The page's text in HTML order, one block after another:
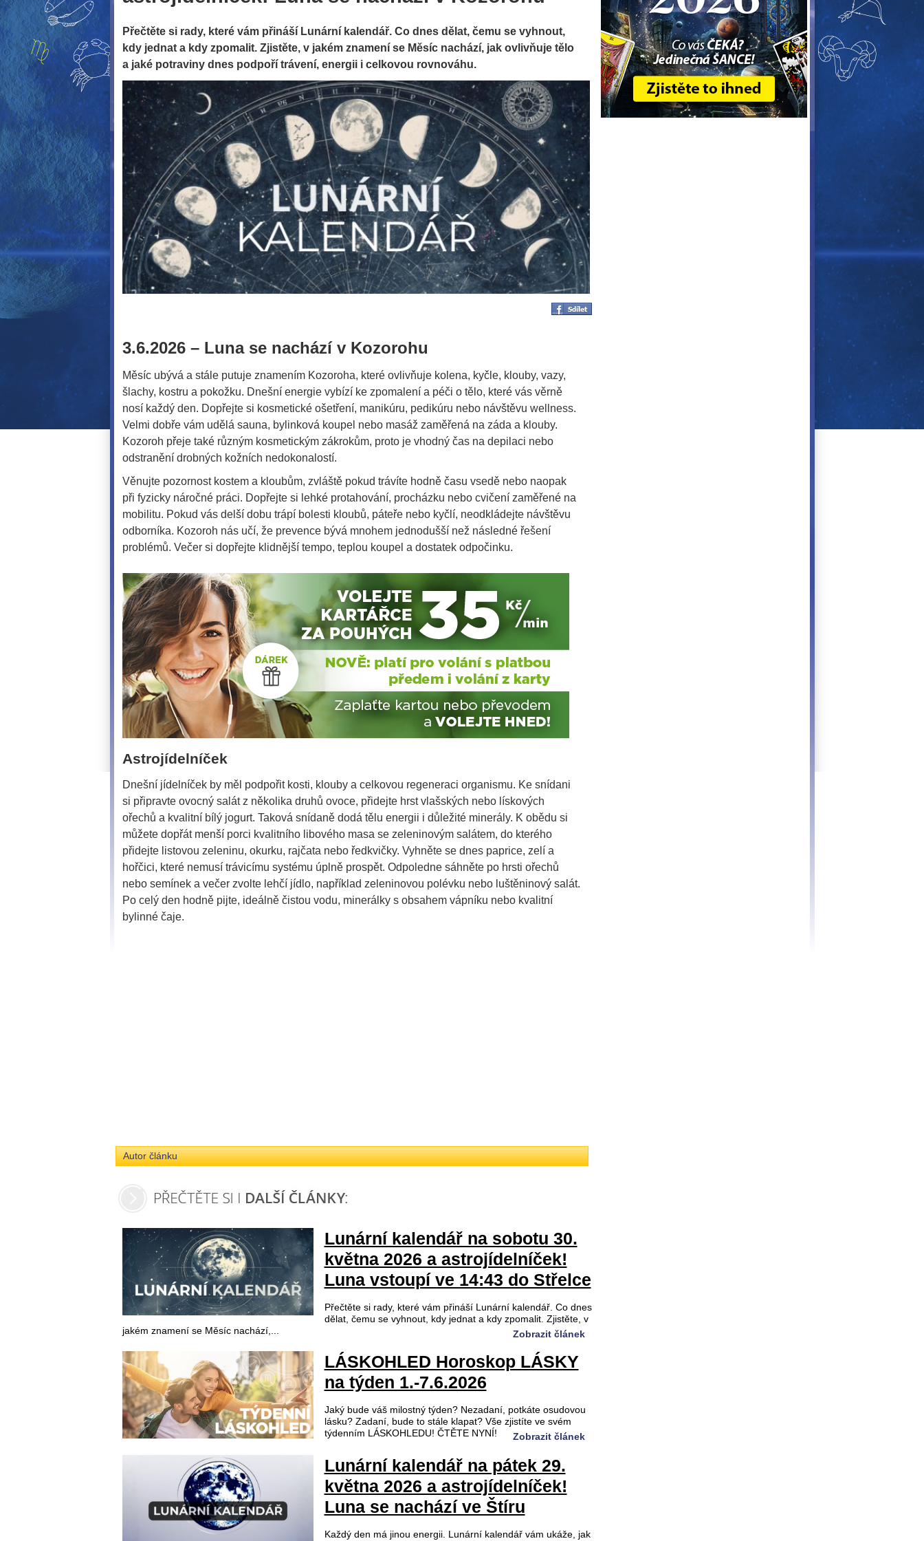
Přečtěte si rady, které vám přináší Lunární kalendář. Co dnes dělat, čemu se vyhnout,
kdy jednat a kdy zpomalit. Zjistěte, v jakém znamení se Měsíc nachází, jak ovlivňuje tělo
a jaké potraviny dnes podpoří trávení, energii i celkovou rovnováhu.
3.6.2026 – Luna se nachází v Kozorohu
Měsíc ubývá a stále putuje znamením Kozoroha, které ovlivňuje kolena, kyčle, klouby, vazy,
šlachy, kostru a pokožku. Dnešní energie vybízí ke zpomalení a péči o tělo, které vás věrně
nosí každý den. Dopřejte si kosmetické ošetření, manikúru, pedikúru nebo návštěvu wellness.
Velmi dobře vám udělá sauna, bylinková koupel nebo masáž zaměřená na záda a klouby.
Kozoroh přeje také různým kosmetickým zákrokům, proto je vhodný čas na depilaci nebo
odstranění drobných kožních nedokonalostí.
Věnujte pozornost kostem a kloubům, zvláště pokud trávíte hodně času vsedě nebo naopak
při fyzicky náročné práci. Dopřejte si lehké protahování, procházku nebo cvičení zaměřené na
mobilitu. Pokud vás delší dobu trápí bolesti kloubů, páteře nebo kyčlí, neodkládejte návštěvu
odborníka. Kozoroh nás učí, že prevence bývá mnohem jednodušší než následné řešení
problémů. Večer si dopřejte klidnější tempo, teplou koupel a dostatek odpočinku.
Astrojídelníček
Dnešní jídelníček by měl podpořit kosti, klouby a celkovou regeneraci organismu. Ke snídani
si připravte ovocný salát z několika druhů ovoce, přidejte hrst vlašských nebo lískových
ořechů a kvalitní bílý jogurt. Taková snídaně dodá tělu energii i důležité minerály. K obědu si
můžete dopřát menší porci kvalitního libového masa se zeleninovým salátem, do kterého
přidejte listovou zeleninu, okurku, rajčata nebo ředkvičky. Vyhněte se dnes paprice, zelí a
hořčici, které nemusí trávicímu systému úplně prospět. Odpoledne sáhněte po hrsti ořechů
nebo semínek a večer zvolte lehčí jídlo, například zeleninovou polévku nebo luštěninový salát.
Po celý den hodně pijte, ideálně čistou vodu, minerálky s obsahem vápníku nebo kvalitní
bylinné čaje.
Autor článku
Lunární kalendář na sobotu 30.
května 2026 a astrojídelníček!
Luna vstoupí ve 14:43 do Střelce
Přečtěte si rady, které vám přináší Lunární kalendář. Co dnes
dělat, čemu se vyhnout, kdy jednat a kdy zpomalit. Zjistěte, v
jakém znamení se Měsíc nachází,...
Zobrazit článek
LÁSKOHLED Horoskop LÁSKY
na týden 1.-7.6.2026
Jaký bude váš milostný týden? Nezadaní, potkáte osudovou
lásku? Zadaní, bude to stále klapat? Vše zjistíte ve svém
týdenním LÁSKOHLEDU! ČTĚTE NYNÍ!
Zobrazit článek
Lunární kalendář na pátek 29.
května 2026 a astrojídelníček!
Luna se nachází ve Štíru
Každý den má jinou energii. Lunární kalendář vám ukáže, jak